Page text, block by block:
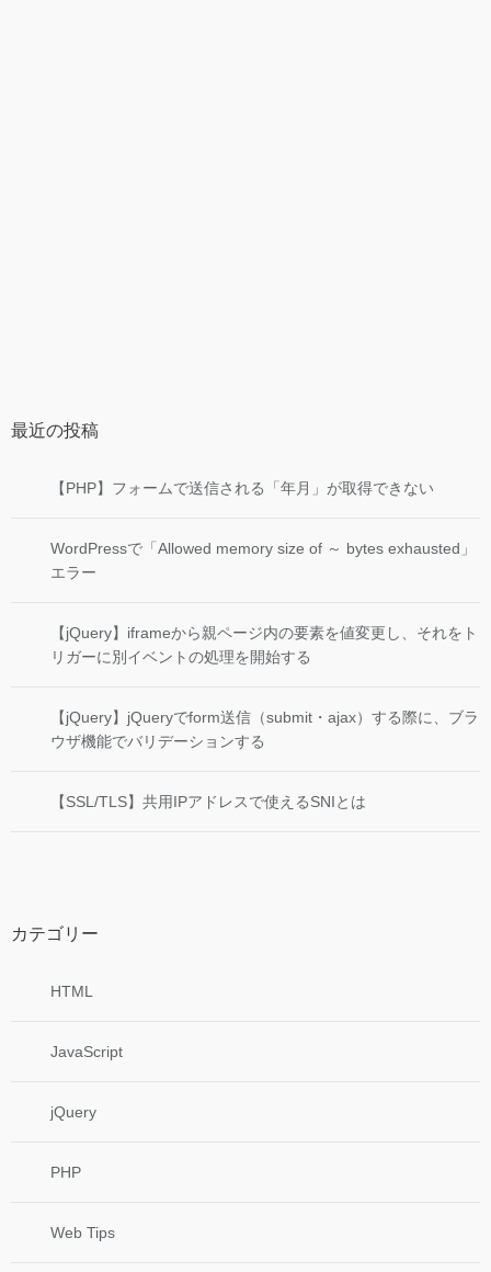
最近の投稿
【PHP】フォームで送信される「年月」が取得できない
WordPressで「Allowed memory size of ～ bytes exhausted」
エラー
【jQuery】iframeから親ページ内の要素を値変更し、それをト
リガーに別イベントの処理を開始する
【jQuery】jQueryでform送信（submit・ajax）する際に、ブラ
ウザ機能でバリデーションする
【SSL/TLS】共用IPアドレスで使えるSNIとは
カテゴリー
HTML
JavaScript
jQuery
PHP
Web Tips